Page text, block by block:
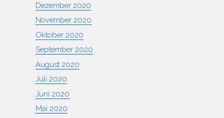
Dezember 2020
November 2020
Oktober 2020
September 2020
August 2020
Juli 2020
Juni 2020
Mai 2020